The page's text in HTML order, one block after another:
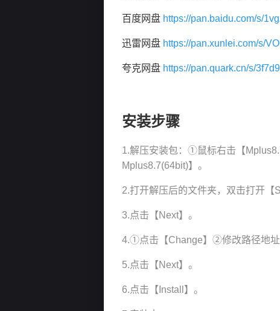
百度网盘 https://pan.baidu.com/s/
迅雷网盘 https://pan.xunlei.com/s/
夸克网盘 https://pan.quark.cn/s/
安装步骤
1.解压安装包：①鼠标右击【
Mplus8.7(64bit)】。
2.打开解压后的文件夹，双击打开【
3.点击【Next】。
4.①点击【Change】②修改路径地址
5.点击【Next】。
6.点击【Install】。